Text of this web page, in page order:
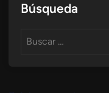
Búsqueda
Buscar: